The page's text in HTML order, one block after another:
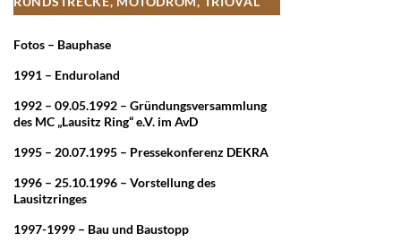
Fotos – Bauphase
1991 – Enduroland
1992 – 09.05.1992 – Gründungsversammlung
des MC „Lausitz Ring“ e.V. im AvD
1995 – 20.07.1995 – Pressekonferenz DEKRA
1996 – 25.10.1996 – Vorstellung des
Lausitzringes
1997-1999 – Bau und Baustopp